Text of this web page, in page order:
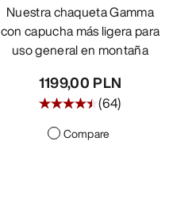
Nuestra chaqueta Gamma
con capucha más ligera para
uso general en montaña
1199,00 PLN
(64)
Compare